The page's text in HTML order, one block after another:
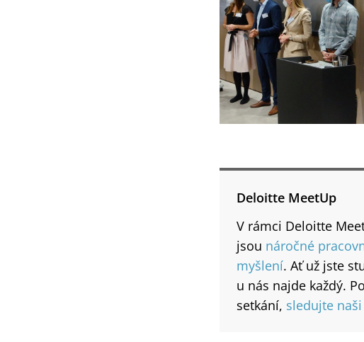
Deloitte MeetUp
V rámci Deloitte
jsou náročné
myšlení. Ať už jste
u nás najde každý.
setkání, sledujte